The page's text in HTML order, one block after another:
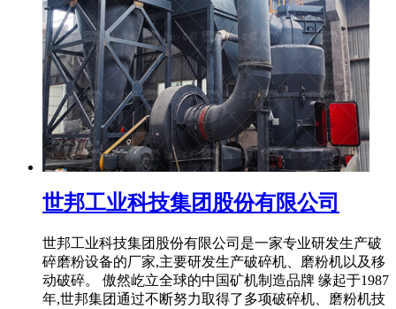
世邦工业科技集团股份有限公司
世邦工业科技集团股份有限公司是一家专业研发生产破
碎磨粉设备的厂家,主要研发生产破碎机、磨粉机以及移
动破碎。 傲然屹立全球的中国矿机制造品牌 缘起于1987
年,世邦集团通过不断努力取得了多项破碎机、磨粉机技